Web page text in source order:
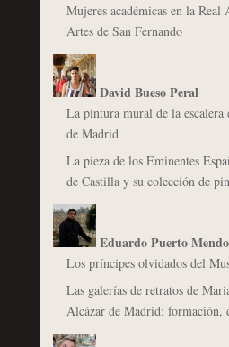
Mujeres académicas en la Real
Artes de San Fernando
David Bueso Peral
La pintura mural de la escalera
de Madrid
La pieza de los Eminentes
de Castilla y su colección de
Eduardo Puerto
Los príncipes olvidados del
Las galerías de retratos de
Alcázar de Madrid: formación,